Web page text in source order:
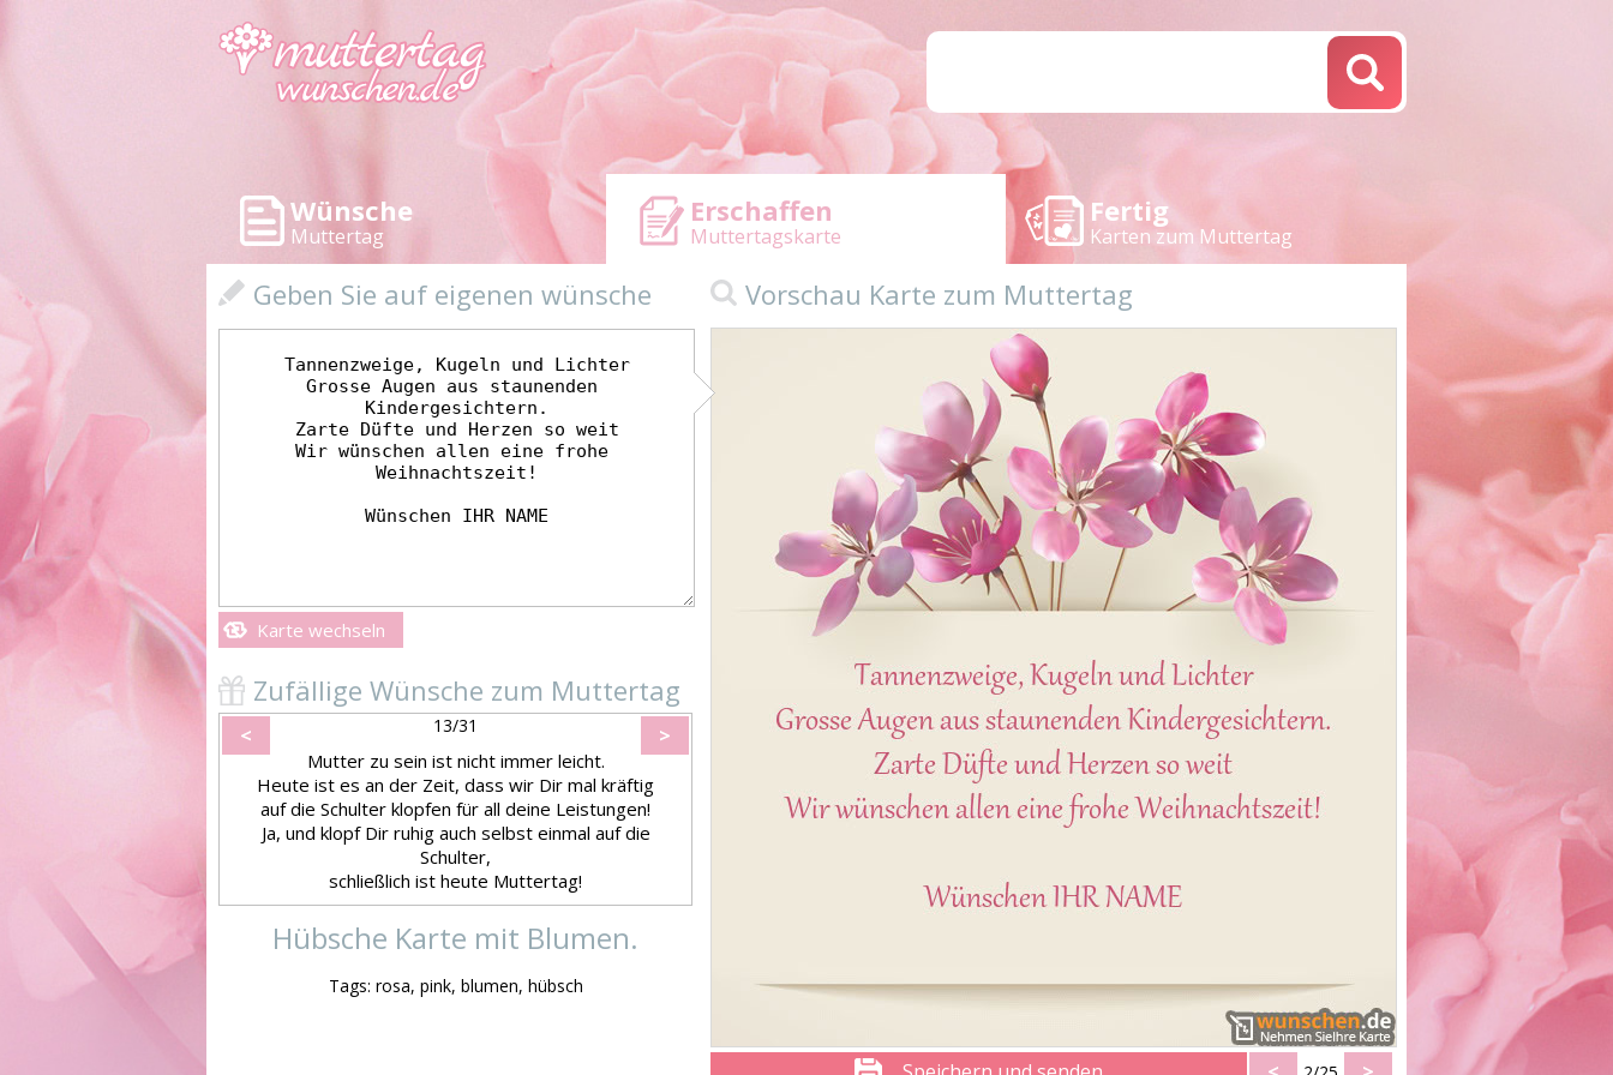
Wünsche
Muttertag
Erschaffen
Muttertagskarte
Fertig
Karten zum Muttertag
Geben Sie auf eigenen wünsche
Karte wechseln
Vorschau Karte zum Muttertag
Zufällige Wünsche zum Muttertag
< 13/31 >
Mutter zu sein ist nicht immer leicht.
Heute ist es an der Zeit, dass wir Dir mal kräftig
auf die Schulter klopfen für all deine Leistungen!
Ja, und klopf Dir ruhig auch selbst einmal auf die
Schulter,
schließlich ist heute Muttertag!
Hübsche Karte mit Blumen.
Tags: rosa, pink, blumen, hübsch